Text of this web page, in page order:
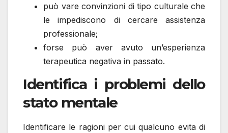
può vare convinzioni di tipo culturale che
le impediscono di cercare assistenza
professionale;
forse può aver avuto un’esperienza
terapeutica negativa in passato.
Identifica i problemi dello
stato mentale
Identificare le ragioni per cui qualcuno evita di